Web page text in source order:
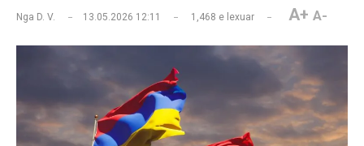
Nga D. V. 13.05.2026 12:11 1,468 e lexuar A+ A-